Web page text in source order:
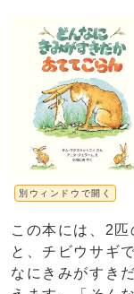
別ウィンドウで開く
この本には、2
と、チビウサギ
なにきみがすき